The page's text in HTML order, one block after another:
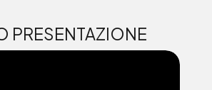
PRESENTAZIONE